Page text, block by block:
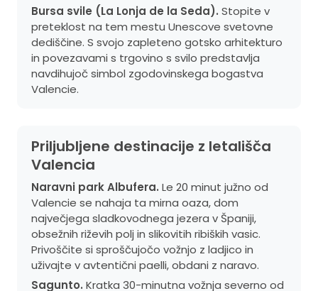
Bursa svile (La Lonja de la Seda). Stopite v
preteklost na tem mestu Unescove svetovne
dediščine. S svojo zapleteno gotsko arhitekturo
in povezavami s trgovino s svilo predstavlja
navdihujoč simbol zgodovinskega bogastva
Valencie.
Priljubljene destinacije z letališča
Valencia
Naravni park Albufera. Le 20 minut južno od
Valencie se nahaja ta mirna oaza, dom
največjega sladkovodnega jezera v Španiji,
obsežnih riževih polj in slikovitih ribiških vasic.
Privoščite si sproščujočo vožnjo z ladjico in
uživajte v avtentični paelli, obdani z naravo.
Sagunto. Kratka 30-minutna vožnja severno od